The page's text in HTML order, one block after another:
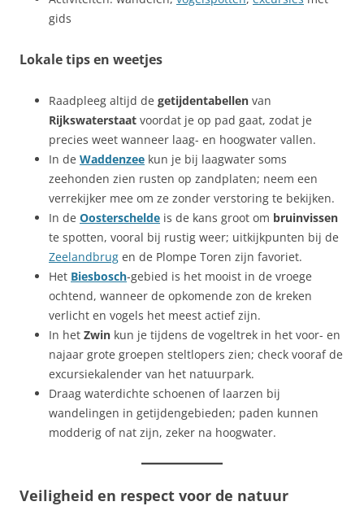
gids
Lokale tips en weetjes
Raadpleeg altijd de getijdentabellen van
Rijkswaterstaat voordat je op pad gaat, zodat je
precies weet wanneer laag- en hoogwater vallen.
In de Waddenzee kun je bij laagwater soms
zeehonden zien rusten op zandplaten; neem een
verrekijker mee om ze zonder verstoring te bekijken.
In de Oosterschelde is de kans groot om bruinvissen
te spotten, vooral bij rustig weer; uitkijkpunten bij de
Zeelandbrug en de Plompe Toren zijn favoriet.
Het Biesbosch‑gebied is het mooist in de vroege
ochtend, wanneer de opkomende zon de kreken
verlicht en vogels het meest actief zijn.
In het Zwin kun je tijdens de vogeltrek in het voor- en
najaar grote groepen steltlopers zien; check vooraf de
excursiekalender van het natuurpark.
Draag waterdichte schoenen of laarzen bij
wandelingen in getijdengebieden; paden kunnen
modderig of nat zijn, zeker na hoogwater.
Veiligheid en respect voor de natuur